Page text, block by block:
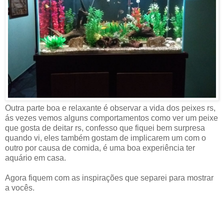
Outra parte boa e relaxante é observar a vida dos peixes rs,
ás vezes vemos alguns comportamentos como ver um peixe
que gosta de deitar rs, confesso que fiquei bem surpresa
quando vi, eles também gostam de implicarem um com o
outro por causa de comida, é uma boa experiência ter
aquário em casa.
Agora fiquem com as inspirações que separei para mostrar
a vocês.